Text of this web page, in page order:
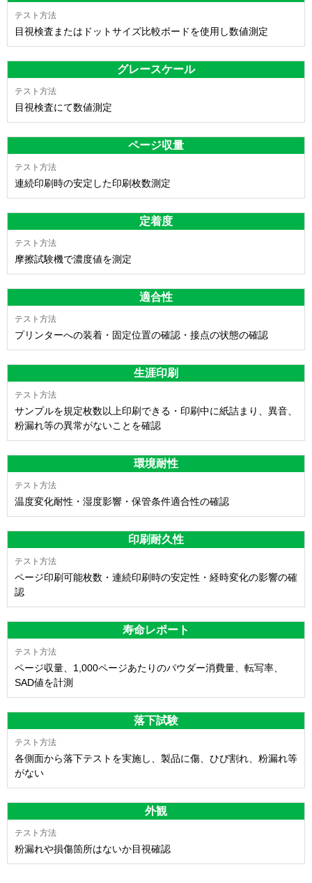
目視検査またはドットサイズ比較ボードを使用し数値測定
グレースケール
目視検査にて数値測定
ページ収量
連続印刷時の安定した印刷枚数測定
定着度
摩擦試験機で濃度値を測定
適合性
プリンターへの装着・固定位置の確認・接点の状態の確認
生涯印刷
サンプルを規定枚数以上印刷できる・印刷中に紙詰まり、異音、
粉漏れ等の異常がないことを確認
環境耐性
温度変化耐性・湿度影響・保管条件適合性の確認
印刷耐久性
ページ印刷可能枚数・連続印刷時の安定性・経時変化の影響の確
認
寿命レポート
ページ収量、1,000ページあたりのパウダー消費量、転写率、
SAD値を計測
落下試験
各側面から落下テストを実施し、製品に傷、ひび割れ、粉漏れ等
がない
外観
粉漏れや損傷箇所はないか目視確認